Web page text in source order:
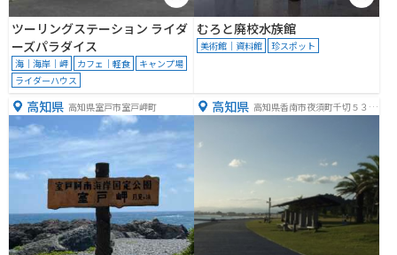
ツーリングステーション ライダ
ーズパラダイス
海｜海岸｜岬 カフェ｜軽食
キャンプ場
ライダーハウス
むろと廃校水族館
美術館｜資料館 珍スポット
高知県 高知県室戸市室戸岬町 高知県 高知県香南市夜須町千切５３７